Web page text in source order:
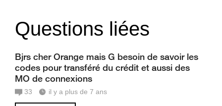
Questions liées
Bjrs cher Orange mais G besoin de savoir les
codes pour transféré du crédit et aussi des
MO de connexions
33 il y a plus de 7 ans